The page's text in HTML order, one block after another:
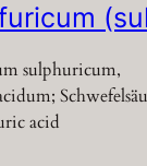
sulphuricum,
acid